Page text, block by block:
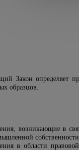
Закон определяет
образцов.
возникающие в
в области